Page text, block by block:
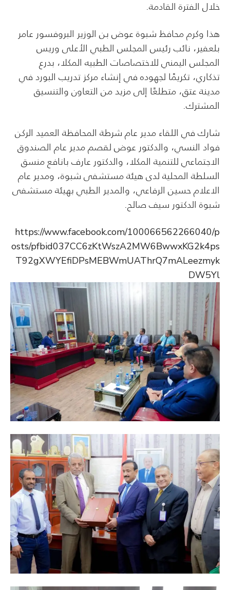
خلال الفترة القادمة.
هذا وكرم محافظ شبوة عوض بن الوزير البروفسور عامر
بلعفير، نائب رئيس المجلس الطبي الأعلى وريس
المجلس اليمني للاختصاصات الطبيه المكلا، بدرع
تذكاري، تكريمًا لجهوده في إنشاء مركز تدريب البورد في
مدينة عتق، متطلعًا إلى مزيد من التعاون والتنسيق
المشترك.
شارك في اللقاء مدير عام شرطة المحافظة العميد الركن
فواد النسي، والدكتور عوض لقصم مدير عام الصندوق
الاجتماعي للتنمية المكلا، والدكتور عارف بانافع منسق
السلطة المحلية لدى هيئة مستشفى شبوة، ومدير عام
الاعلام حسين الرفاعي، والمدير الطبي بهيئة مستشفى
شبوة الدكتور سيف صالح.
https://www.facebook.com/100066562266040/p
osts/pfbid037CC6zKtWszA2MW6BwwxKG2k4ps
T92gXWYEfiDPsMEBWmUAThrQ7mALeezmyk
DW5Yl